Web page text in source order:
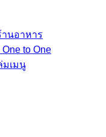
านอาหาร
to One
มเมนู